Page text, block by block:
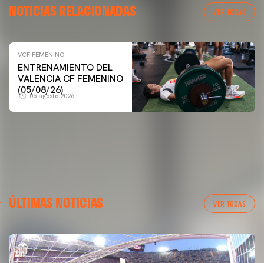
NOTICIAS RELACIONADAS VER TODAS
VCF FEMENINO
ENTRENAMIENTO DEL
VALENCIA CF FEMENINO
(05/08/26)
05 agosto 2026
VCF FEMENINO
ENTRENAMIENTO DEL VALENCIA CF FEMENINO
(04/08/26)
ÚLTIMAS NOTICIAS VER TODAS